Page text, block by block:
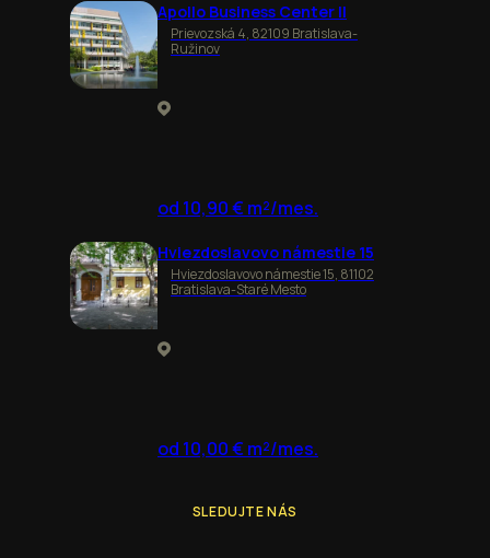
Apollo Business Center II
Prievozská 4, 82109 Bratislava-
Ružinov
od 10,90 € m²/mes.
Hviezdoslavovo námestie 15
Hviezdoslavovo námestie 15, 81102
Bratislava-Staré Mesto
od 10,00 € m²/mes.
SLEDUJTE NÁS